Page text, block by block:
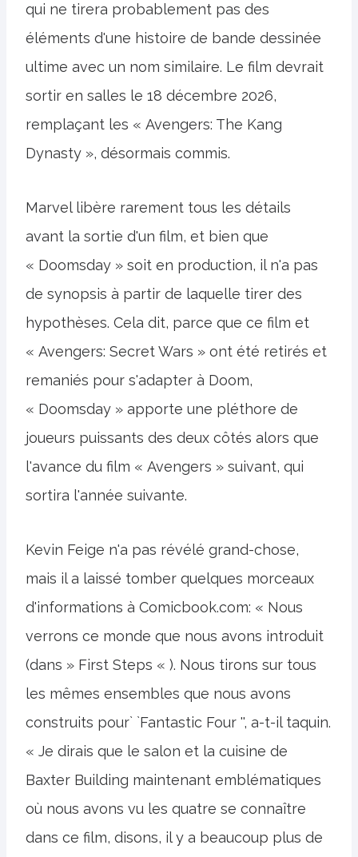
qui ne tirera probablement pas des
éléments d'une histoire de bande dessinée
ultime avec un nom similaire. Le film devrait
sortir en salles le 18 décembre 2026,
remplaçant les « Avengers: The Kang
Dynasty », désormais commis.
Marvel libère rarement tous les détails
avant la sortie d'un film, et bien que
« Doomsday » soit en production, il n'a pas
de synopsis à partir de laquelle tirer des
hypothèses. Cela dit, parce que ce film et
« Avengers: Secret Wars » ont été retirés et
remaniés pour s'adapter à Doom,
« Doomsday » apporte une pléthore de
joueurs puissants des deux côtés alors que
l'avance du film « Avengers » suivant, qui
sortira l'année suivante.
Kevin Feige n'a pas révélé grand-chose,
mais il a laissé tomber quelques morceaux
d'informations à Comicbook.com: « Nous
verrons ce monde que nous avons introduit
(dans » First Steps « ). Nous tirons sur tous
les mêmes ensembles que nous avons
construits pour` `Fantastic Four '', a-t-il taquin.
« Je dirais que le salon et la cuisine de
Baxter Building maintenant emblématiques
où nous avons vu les quatre se connaître
dans ce film, disons, il y a beaucoup plus de